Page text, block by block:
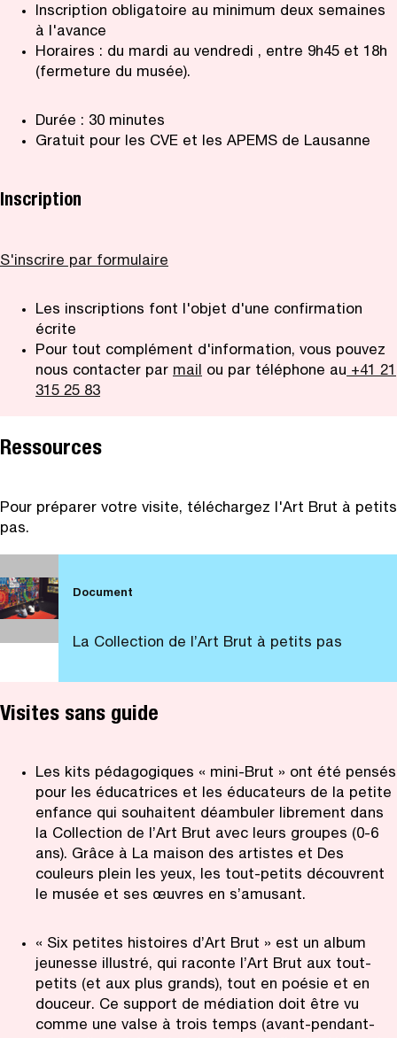
Inscription obligatoire au minimum deux semaines
à l'avance
Horaires : du mardi au vendredi , entre 9h45 et 18h
(fermeture du musée).
Durée : 30 minutes
Gratuit pour les CVE et les APEMS de Lausanne
Inscription
S'inscrire par formulaire
Les inscriptions font l'objet d'une confirmation
écrite
Pour tout complément d'information, vous pouvez
nous contacter par mail ou par téléphone au +41 21
315 25 83
Ressources
Pour préparer votre visite, téléchargez l'Art Brut à petits
pas.
Document
La Collection de l’Art Brut à petits pas
Visites sans guide
Les kits pédagogiques « mini-Brut » ont été pensés
pour les éducatrices et les éducateurs de la petite
enfance qui souhaitent déambuler librement dans
la Collection de l’Art Brut avec leurs groupes (0-6
ans). Grâce à La maison des artistes et Des
couleurs plein les yeux, les tout-petits découvrent
le musée et ses œuvres en s’amusant.
« Six petites histoires d’Art Brut » est un album
jeunesse illustré, qui raconte l’Art Brut aux tout-
petits (et aux plus grands), tout en poésie et en
douceur. Ce support de médiation doit être vu
comme une valse à trois temps (avant-pendant-